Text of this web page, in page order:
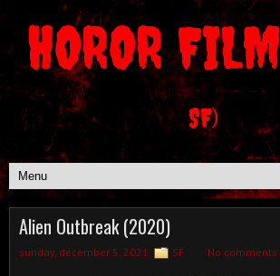
HOROR
SF)
Alien Outbreak (2020)
sunday, december 5, 2021 SF No comments